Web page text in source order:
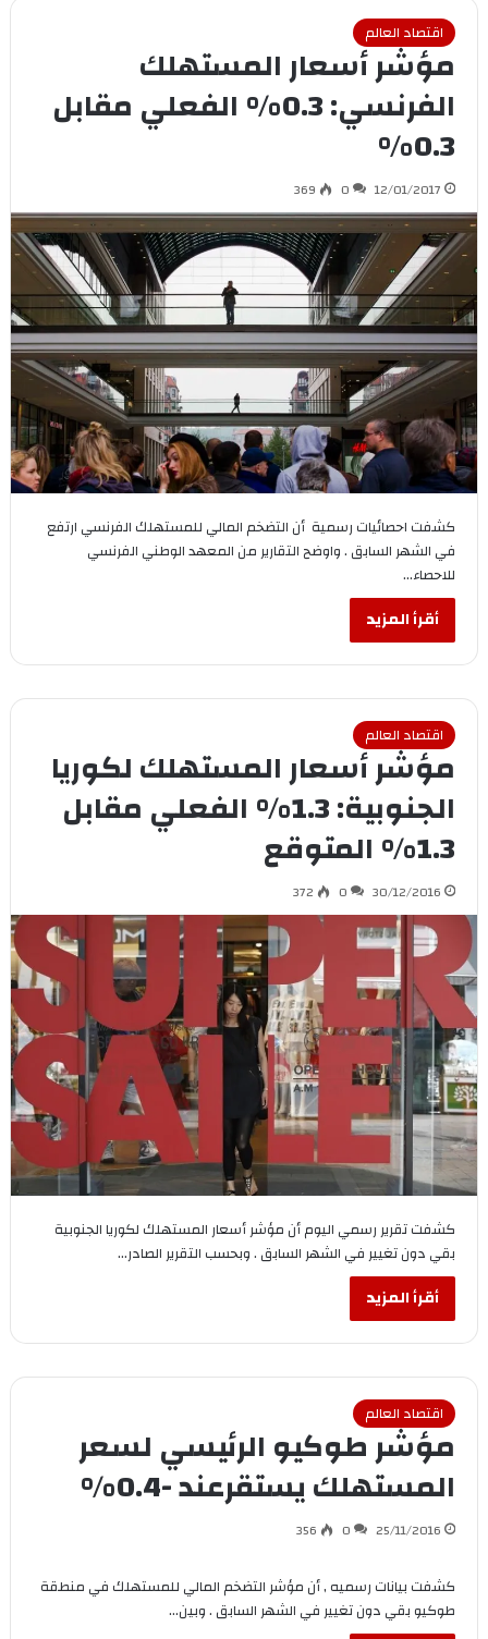
اقتصاد العالم
مؤشر أسعار المستهلك
الفرنسي: 0.3% الفعلي مقابل
0.3%
12/01/2017
0
369
كشفت احصائيات رسمية أن التضخم المالي للمستهلك الفرنسي ارتفع
في الشهر السابق . واوضح التقارير من المعهد الوطني الفرنسي
للاحصاء…
أقرأ المزيد
اقتصاد العالم
مؤشر أسعار المستهلك لكوريا
الجنوبية: 1.3% الفعلي مقابل
1.3% المتوقع
30/12/2016
0
372
كشفت تقرير رسمي اليوم أن مؤشر أسعار المستهلك لكوريا الجنوبية
بقي دون تغيير في الشهر السابق . وبحسب التقرير الصادر…
أقرأ المزيد
اقتصاد العالم
مؤشر طوكيو الرئيسي لسعر
المستهلك يستقرعند -0.4%
25/11/2016
0
356
كشفت بيانات رسميه , أن مؤشر التضخم المالي للمستهلك في منطقة
طوكيو بقي دون تغيير في الشهر السابق . وبين…